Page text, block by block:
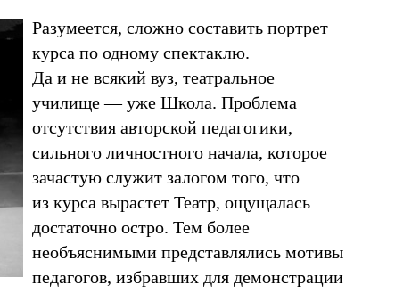
Разумеется, сложно составить портрет
курса по одному спектаклю.
Да и не всякий вуз, театральное
училище — уже Школа. Проблема
отсутствия авторской педагогики,
сильного личностного начала, которое
зачастую служит залогом того, что
из курса вырастет Театр, ощущалась
достаточно остро. Тем более
необъяснимыми представлялись мотивы
педагогов, избравших для демонстрации